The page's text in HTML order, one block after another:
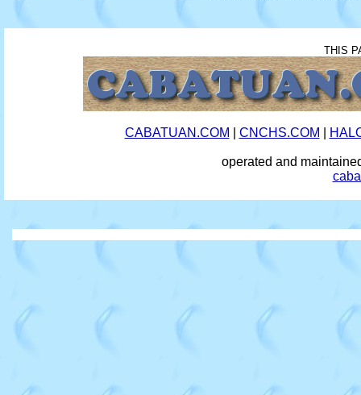
THIS
CABATUAN.COM CNCHS.COM
operated and